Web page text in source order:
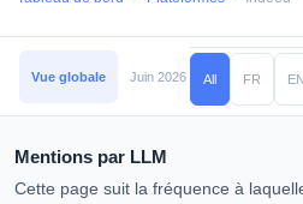
Vue globale Juin 2026 Mai 2026
All FR EN
Mentions par LLM
Cette page suit la fréquence à